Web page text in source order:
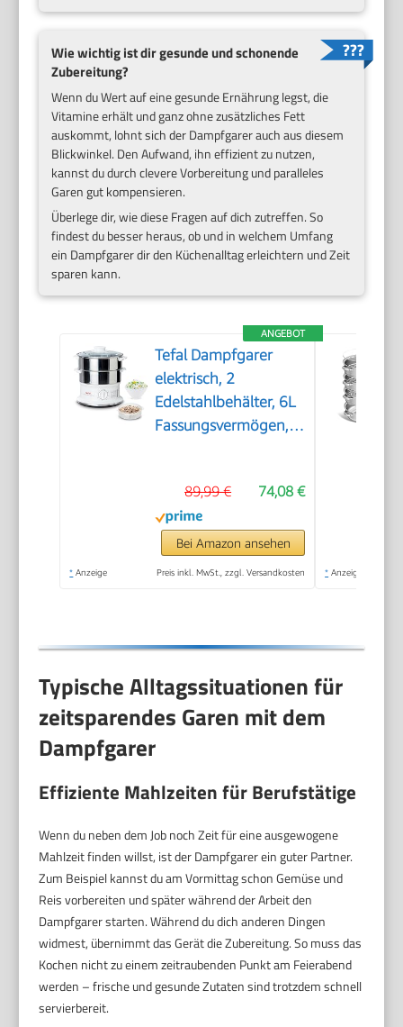
Wie wichtig ist dir gesunde und schonende
Zubereitung?
Wenn du Wert auf eine gesunde Ernährung legst, die
Vitamine erhält und ganz ohne zusätzliches Fett
auskommt, lohnt sich der Dampfgarer auch aus diesem
Blickwinkel. Den Aufwand, ihn effizient zu nutzen,
kannst du durch clevere Vorbereitung und paralleles
Garen gut kompensieren.
Überlege dir, wie diese Fragen auf dich zutreffen. So
findest du besser heraus, ob und in welchem Umfang
ein Dampfgarer dir den Küchenalltag erleichtern und Zeit
sparen kann.
ANGEBOT
Tefal Dampfgarer
elektrisch, 2
Edelstahlbehälter, 6L
Fassungsvermögen,
Timer und
automatische
Abschaltung, 900W,
weiß, VC1451
74,08 €
89,99 €
Bei Amazon ansehen
* Anzeige Preis inkl. MwSt., zzgl. Versandkosten * Anzeige
Typische Alltagssituationen für
zeitsparendes Garen mit dem
Dampfgarer
Effiziente Mahlzeiten für Berufstätige
Wenn du neben dem Job noch Zeit für eine ausgewogene
Mahlzeit finden willst, ist der Dampfgarer ein guter Partner.
Zum Beispiel kannst du am Vormittag schon Gemüse und
Reis vorbereiten und später während der Arbeit den
Dampfgarer starten. Während du dich anderen Dingen
widmest, übernimmt das Gerät die Zubereitung. So muss das
Kochen nicht zu einem zeitraubenden Punkt am Feierabend
werden – frische und gesunde Zutaten sind trotzdem schnell
servierbereit.